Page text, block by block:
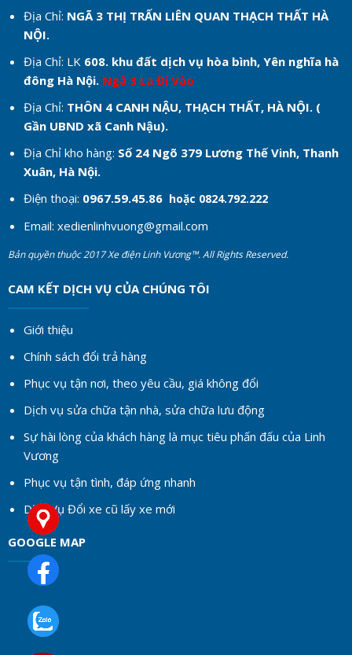
Địa Chỉ: NGÃ 3 THỊ TRẤN LIÊN QUAN THẠCH THẤT HÀ
NỘI.
Địa Chỉ: LK 608. khu đất dịch vụ hòa bình, Yên nghĩa hà
đông Hà Nội. Ngã 3 La Đi Vào
Địa Chỉ: THÔN 4 CANH NẬU, THẠCH THẤT, HÀ NỘI. (
Gần UBND xã Canh Nậu).
Địa Chỉ kho hàng: Số 24 Ngõ 379 Lương Thế Vinh, Thanh
Xuân, Hà Nội.
Điện thoại: 0967.59.45.86 hoặc 0824.792.222
Email: xedienlinhvuong@gmail.com
Bản quyền thuộc 2017 Xe điện Linh Vương™. All Rights Reserved.
CAM KẾT DỊCH VỤ CỦA CHÚNG TÔI
Giới thiệu
Chính sách đổi trả hàng
Phục vụ tận nơi, theo yêu cầu, giá không đổi
Dịch vụ sửa chữa tận nhà, sửa chữa lưu động
Sự hài lòng của khách hàng là mục tiêu phấn đấu của Linh
Vương
Phục vụ tận tình, đáp ứng nhanh
Dịch Vụ Đổi xe cũ lấy xe mới
GOOGLE MAP